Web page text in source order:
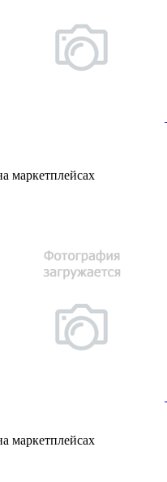
маркетплейсах
маркетплейсах